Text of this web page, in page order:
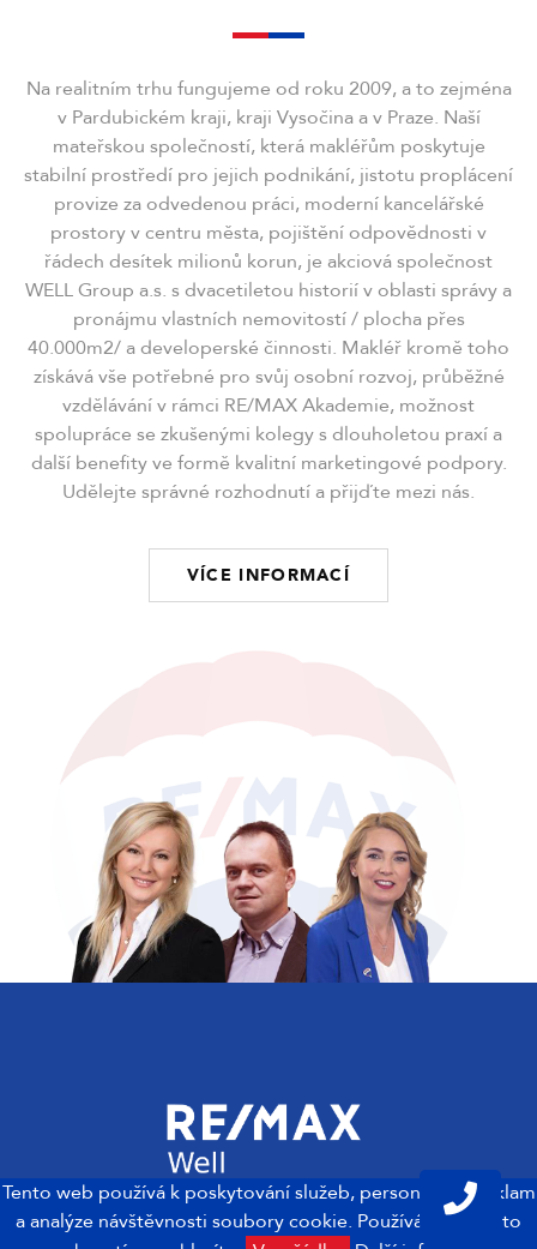
Na realitním trhu fungujeme od roku 2009, a to zejména
v Pardubickém kraji, kraji Vysočina a v Praze. Naší
mateřskou společností, která makléřům poskytuje
stabilní prostředí pro jejich podnikání, jistotu proplácení
provize za odvedenou práci, moderní kancelářské
prostory v centru města, pojištění odpovědnosti v
řádech desítek milionů korun, je akciová společnost
WELL Group a.s. s dvacetiletou historií v oblasti správy a
pronájmu vlastních nemovitostí / plocha přes
40.000m2/ a developerské činnosti. Makléř kromě toho
získává vše potřebné pro svůj osobní rozvoj, průběžné
vzdělávání v rámci RE/MAX Akademie, možnost
spolupráce se zkušenými kolegy s dlouholetou praxí a
další benefity ve formě kvalitní marketingové podpory.
Udělejte správné rozhodnutí a přijďte mezi nás.
VÍCE INFORMACÍ
Tento web používá k poskytování služeb, personalizaci reklam
a analýze návštěvnosti soubory cookie. Používáním tohoto